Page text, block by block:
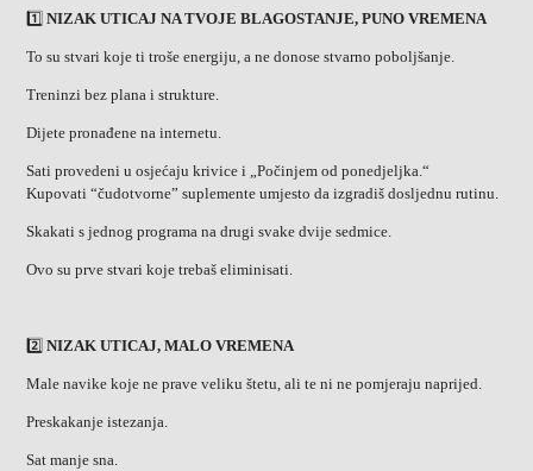
1️⃣NIZAK UTICAJ NA TVOJE BLAGOSTANJE, PUNO VREMENA
To su stvari koje ti troše energiju, a ne donose stvarno poboljšanje.
Treninzi bez plana i strukture.
Dijete pronađene na internetu.
Sati provedeni u osjećaju krivice i „Počinjem od ponedjeljka.“
Kupovati “čudotvorne” suplemente umjesto da izgradiš dosljednu rutinu.
Skakati s jednog programa na drugi svake dvije sedmice.
Ovo su prve stvari koje trebaš eliminisati.
2️⃣NIZAK UTICAJ, MALO VREMENA
Male navike koje ne prave veliku štetu, ali te ni ne pomjeraju naprijed.
Preskakanje istezanja.
Sat manje sna.